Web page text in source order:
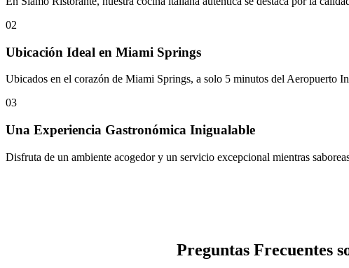
02
Ubicación Ideal en Miami Springs
Ubicados en el corazón de Miami Springs, a solo 5 minutos del Aeropuerto
03
Una Experiencia Gastronómica Inigualable
Disfruta de un ambiente acogedor y un servicio excepcional mientras
Preguntas Frecuentes